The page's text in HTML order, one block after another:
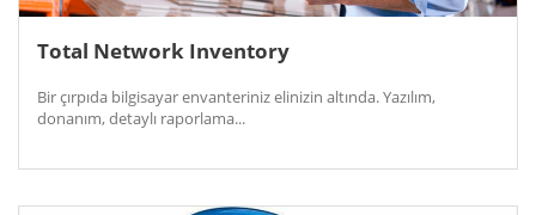
Total Network Inventory
Bir çırpıda bilgisayar envanteriniz elinizin altında. Yazılım,
donanım, detaylı raporlama...